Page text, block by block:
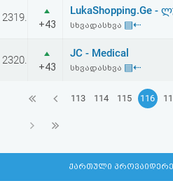
2319.
+43
LukaShopping.Ge -
სხვადასხვა ▤⇠
2320.
+43
JC - Medical
სხვადასხვა ▤⇠
113 114 115 116
ქართული